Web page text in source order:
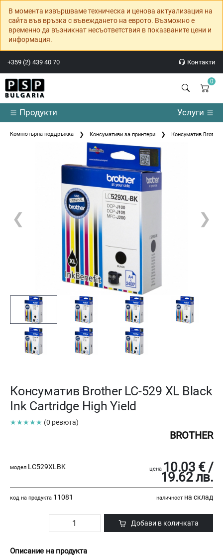
В момента извършваме техническа и ценова актуализация на
сайта във връзка с въвеждането на еврото. Възможно е
временно да възникнат несъответствия в показваните цени и
информация.
+359 (2) 439 40 70 Контакти
0
Продукти Услуги
Компютърна поддръжка Консумативи за принтери Консуматив
❮ ❯
Консуматив Brother LC-529 XL Black
Ink Cartridge High Yield
★★★★★ (0 ревюта)
BROTHER
модел LC529XLBK цена 10.03 € /
19.62 лв.
код на продукта 11081 наличност на склад
Добави в количката
Описание на продукта